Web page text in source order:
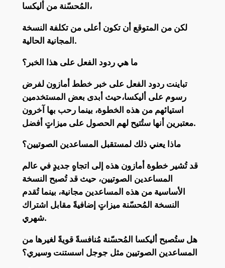
المُحسّنة من أليكسا،
لكن من المتوقع أن تكون أعلى من تكلفة النسخة
المجانية الحالية.
ما هي ردود الفعل على هذا الخبر؟
تباينت ردود الفعل على خبر خطط أمازون لفرض
رسوم على أليكسا،حيث أبدى بعض المستخدمين
استيائهم من هذه الخطوة، بينما رحب بها آخرون
معتبرين أنها ستُتيح لهم الحصول على ميزاتٍ أفضل.
ماذا يعني ذلك لمستقبل المساعدين الصوتيين؟
قد تُشير خطوة أمازون هذه إلى اتجاهٍ جديدٍ في عالم
المساعدين الصوتيين، حيث قد تُصبح النسخة
الأساسية من هذه المساعدين مجانية، بينما تُقدم
النسخة المُحسّنة ميزاتٍ إضافيةً مقابل اشتراك
شهري.
هل ستُصبح أليكسا المُحسّنة مُنافسةً قويةً لغيرها من
المساعدين الصوتيين مثل جوجل اسستنت وسيري؟